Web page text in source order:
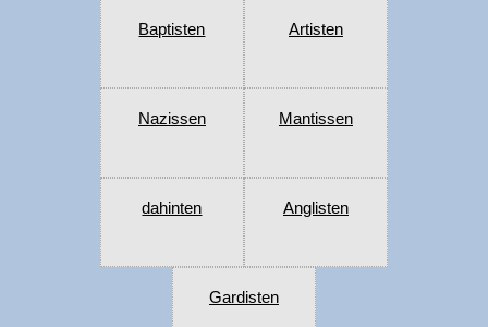
Baptisten Artisten
Nazissen Mantissen
dahinten Anglisten
Gardisten